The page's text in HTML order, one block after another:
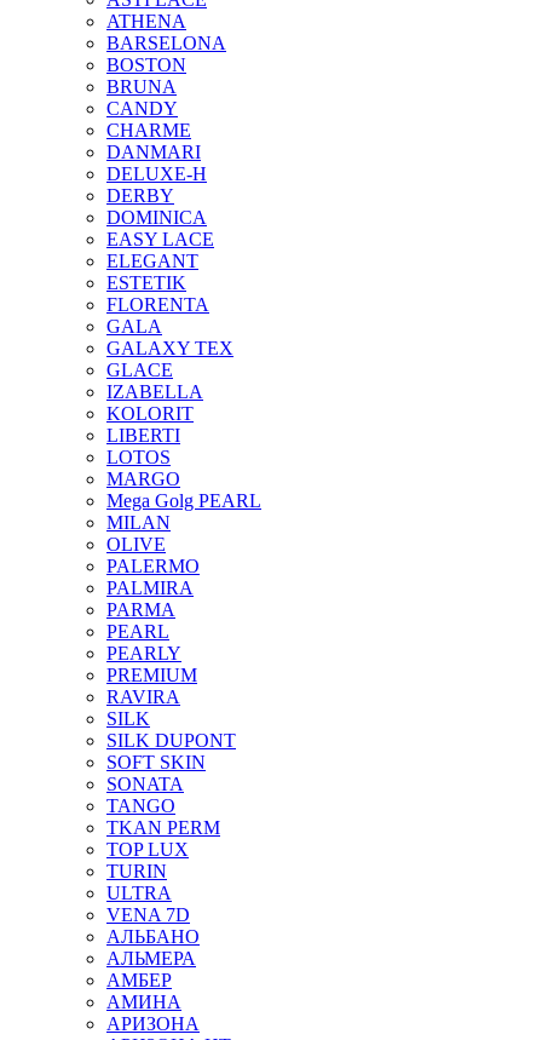
ATHENA
BARSELONA
BOSTON
BRUNA
CANDY
CHARME
DANMARI
DELUXE-H
DERBY
DOMINICA
EASY LACE
ELEGANT
ESTETIK
FLORENTA
GALA
GALAXY TEX
GLACE
IZABELLA
KOLORIT
LIBERTI
LOTOS
MARGO
Mega Golg PEARL
MILAN
OLIVE
PALERMO
PALMIRA
PARMA
PEARL
PEARLY
PREMIUM
RAVIRA
SILK
SILK DUPONT
SOFT SKIN
SONATA
TANGO
TKAN PERM
TOP LUX
TURIN
ULTRA
VENA 7D
АЛЬБАНО
АЛЬМЕРА
АМБЕР
АМИНА
АРИЗОНА